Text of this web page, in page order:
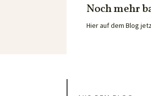
Noch mehr
Hier auf dem Blog